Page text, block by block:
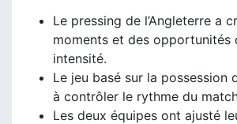
Le pressing de l’Angleterre a
moments et des opportunités
intensité.
Le jeu basé sur la possession
à contrôler le rythme du
Les deux équipes ont ajusté